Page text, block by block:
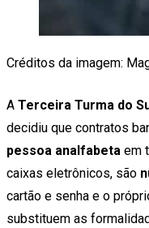
Créditos da imagem:
A Terceira Turma do
decidiu que contratos
pessoa analfabeta em
caixas eletrônicos, são
cartão e senha e o
substituem as